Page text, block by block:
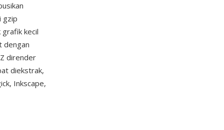
gzip
kecil
dengan
dirender
diekstrak,
Inkscape,